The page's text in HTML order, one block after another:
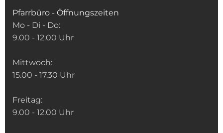
Pfarrbüro - Öffnungszeiten
Mo - Di - Do:
9.00 - 12.00 Uhr
Mittwoch:
15.00 - 17.30 Uhr
Freitag:
9.00 - 12.00 Uhr